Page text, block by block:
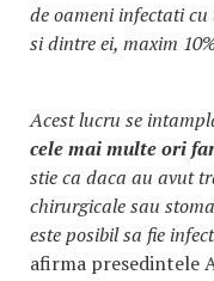
de oameni infectati
si dintre ei, maxim
Acest lucru se
cele mai multe ori
stie ca daca au avut
chirurgicale sau
este posibil sa fie
afirma presedintele